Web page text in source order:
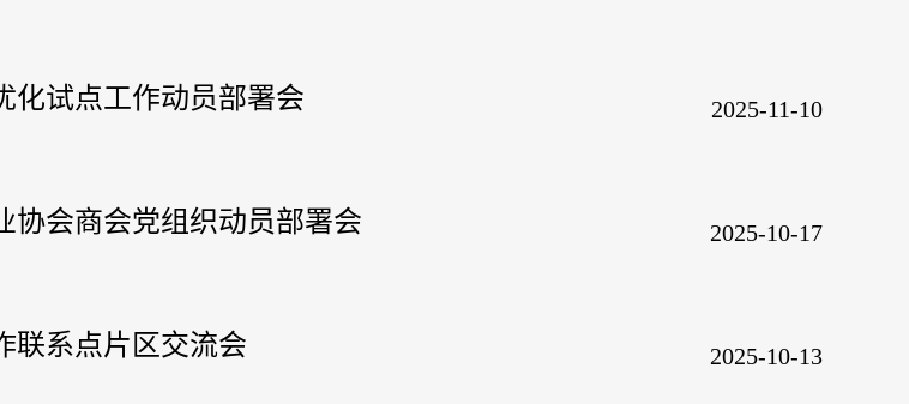
化试点工作动员部署会 2025-11-10
协会商会党组织动员部署会 2025-10-17
联系点片区交流会 2025-10-13